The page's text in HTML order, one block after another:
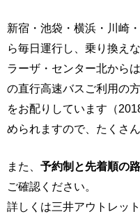
新宿・池袋・横浜・川崎
ら毎日運行し、乗り換え
ラーザ・センター北から
の直行高速バスご利用の
をお配りしています（
められますので、たくさ
また、 予約制と先着順の
ご確認ください。
詳しくは三井アウトレッ